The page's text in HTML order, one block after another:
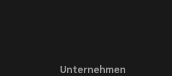
Unternehmen